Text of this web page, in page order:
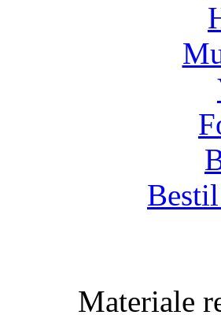
Materiale